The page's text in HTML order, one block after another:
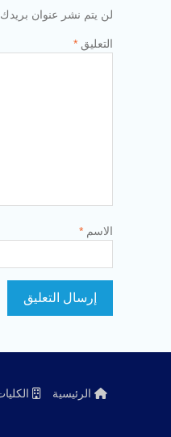
لن يتم نشر عنوان بريدك
التعليق *
الاسم *
الرئيسية